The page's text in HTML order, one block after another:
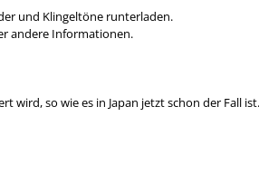
und Klingeltöne runterladen.
andere Informationen.
so wie es in Japan jetzt schon der Fall